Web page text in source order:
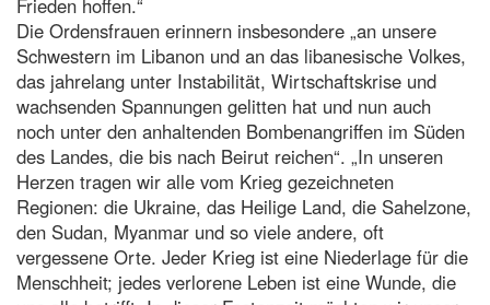
Frieden hoffen.“
Die Ordensfrauen erinnern insbesondere „an unsere
Schwestern im Libanon und an das libanesische Volkes,
das jahrelang unter Instabilität, Wirtschaftskrise und
wachsenden Spannungen gelitten hat und nun auch
noch unter den anhaltenden Bombenangriffen im Süden
des Landes, die bis nach Beirut reichen“. „In unseren
Herzen tragen wir alle vom Krieg gezeichneten
Regionen: die Ukraine, das Heilige Land, die Sahelzone,
den Sudan, Myanmar und so viele andere, oft
vergessene Orte. Jeder Krieg ist eine Niederlage für die
Menschheit; jedes verlorene Leben ist eine Wunde, die